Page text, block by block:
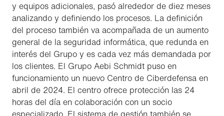
y equipos adicionales, pasó alrededor de diez meses
analizando y definiendo los procesos. La definición
del proceso también va acompañada de un aumento
general de la seguridad informática, que redunda en
interés del Grupo y es cada vez más demandada por
los clientes. El Grupo Aebi Schmidt puso en
funcionamiento un nuevo Centro de Ciberdefensa en
abril de 2024. El centro ofrece protección las 24
horas del día en colaboración con un socio